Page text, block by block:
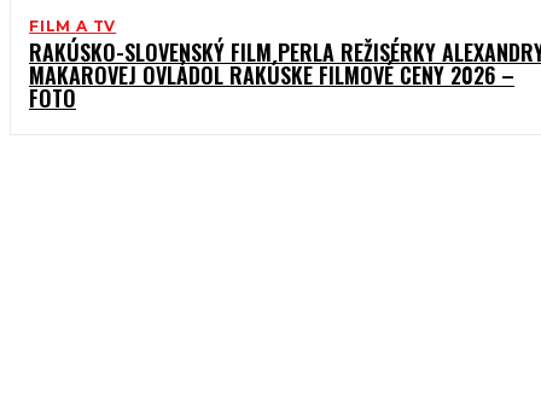
FILM A TV
RAKÚSKO-SLOVENSKÝ FILM PERLA REŽISÉRKY
MAKAROVEJ OVLÁDOL RAKÚSKE FILMOVÉ CENY 2026 –
FOTO